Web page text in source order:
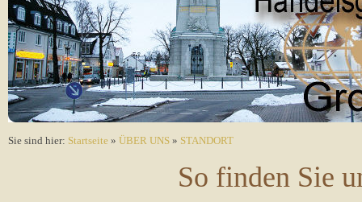
Sie sind hier: Startseite » ÜBER UNS » STANDORT
So finden Sie